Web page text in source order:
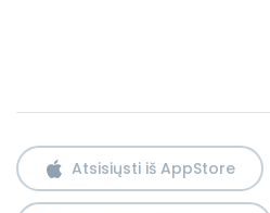
Atsisiųsti iš AppStore